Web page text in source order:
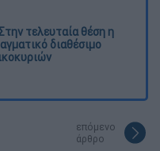
τελευταία θέση η
διαθέσιμο
επόμενο
άρθρο